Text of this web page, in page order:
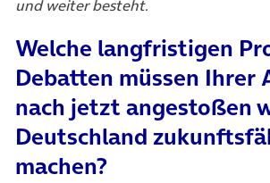
und weiter besteht.
Welche langfristigen
Debatten müssen Ihrer
nach jetzt angestoßen
Deutschland
machen?